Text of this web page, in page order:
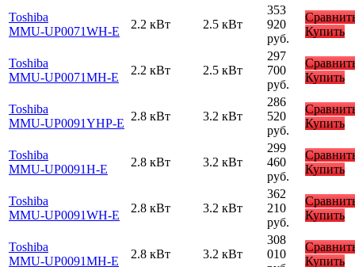
Toshiba
MMU-UP0071WH-E
2.2 кВт 2.5 кВт
353
920
руб.
Купить
Toshiba
MMU-UP0071MH-E
2.2 кВт 2.5 кВт
297
700
руб.
Купить
Toshiba
MMU-UP0091YHP-E
2.8 кВт 3.2 кВт
286
520
руб.
Купить
Toshiba
MMU-UP0091H-E
2.8 кВт 3.2 кВт
299
460
руб.
Купить
Toshiba
MMU-UP0091WH-E
2.8 кВт 3.2 кВт
362
210
руб.
Купить
Toshiba
MMU-UP0091MH-E
2.8 кВт 3.2 кВт
308
010
Купить